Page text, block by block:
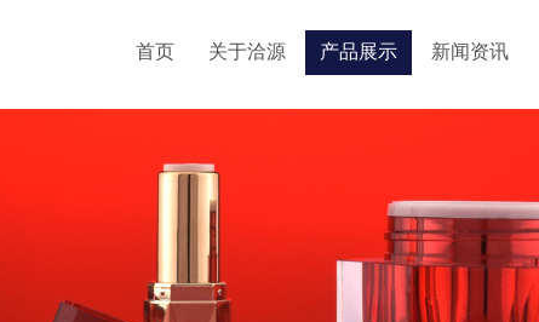
首页 关于洽源 产品展示 新闻资讯